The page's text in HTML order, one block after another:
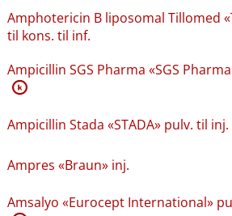
Amphotericin B liposomal Tillomed
til kons. til inf.
Ampicillin SGS Pharma «SGS
K
Ampicillin Stada «STADA» pulv. til inj.
Ampres «Braun» inj.
Amsalyo «Eurocept International»